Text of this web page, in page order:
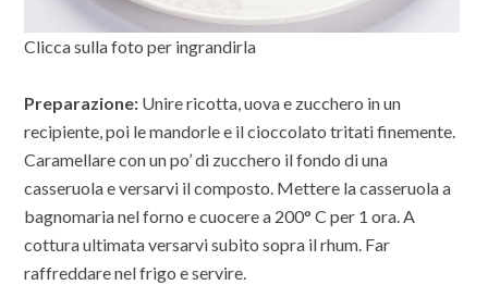
Clicca sulla foto per ingrandirla
Preparazione: Unire ricotta, uova e zucchero in un
recipiente, poi le mandorle e il cioccolato tritati finemente.
Caramellare con un po’ di zucchero il fondo di una
casseruola e versarvi il composto. Mettere la casseruola a
bagnomaria nel forno e cuocere a 200° C per 1 ora. A
cottura ultimata versarvi subito sopra il rhum. Far
raffreddare nel frigo e servire.